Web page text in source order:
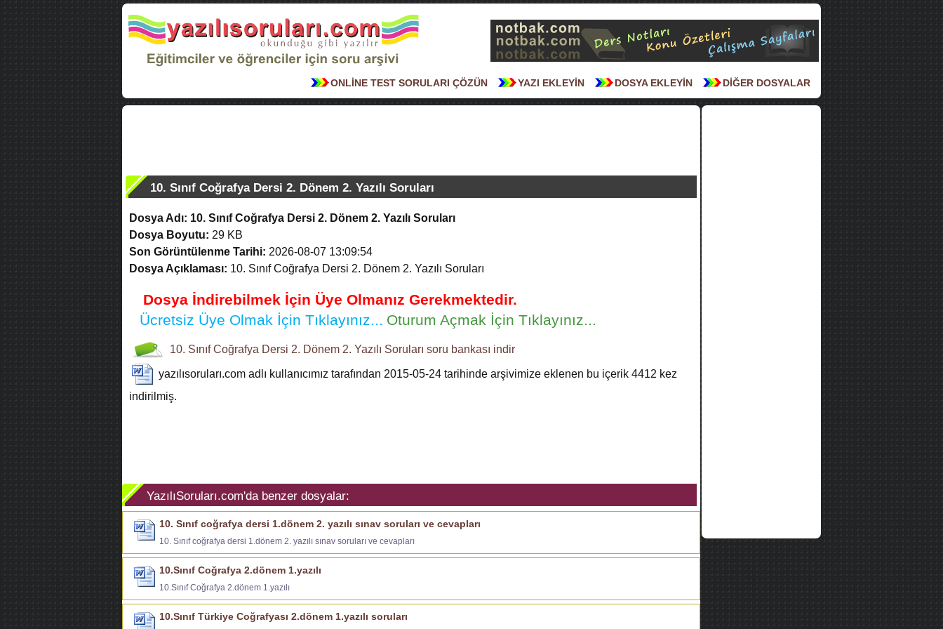
DİĞER DOSYALAR
DOSYA EKLEYİN
YAZI EKLEYİN
ONLİNE TEST SORULARI ÇÖZÜN
10. Sınıf Coğrafya Dersi 2. Dönem 2. Yazılı Soruları
Dosya Adı: 10. Sınıf Coğrafya Dersi 2. Dönem 2. Yazılı Soruları
Dosya Boyutu: 29 KB
Son Görüntülenme Tarihi: 2026-08-07 13:09:54
Dosya Açıklaması: 10. Sınıf Coğrafya Dersi 2. Dönem 2. Yazılı Soruları
Dosya İndirebilmek İçin Üye Olmanız Gerekmektedir.
Ücretsiz Üye Olmak İçin Tıklayınız... Oturum Açmak İçin Tıklayınız...
10. Sınıf Coğrafya Dersi 2. Dönem 2. Yazılı Soruları soru bankası indir
yazılısoruları.com adlı kullanıcımız tarafından 2015-05-24 tarihinde arşivimize eklenen bu içerik 4412 kez
indirilmiş.
YazılıSoruları.com'da benzer dosyalar:
10. Sınıf coğrafya dersi 1.dönem 2. yazılı sınav soruları ve cevapları
10. Sınıf coğrafya dersi 1.dönem 2. yazılı sınav soruları ve cevapları
10.Sınıf Coğrafya 2.dönem 1.yazılı
10.Sınıf Coğrafya 2.dönem 1.yazılı
10.Sınıf Türkiye Coğrafyası 2.dönem 1.yazılı soruları